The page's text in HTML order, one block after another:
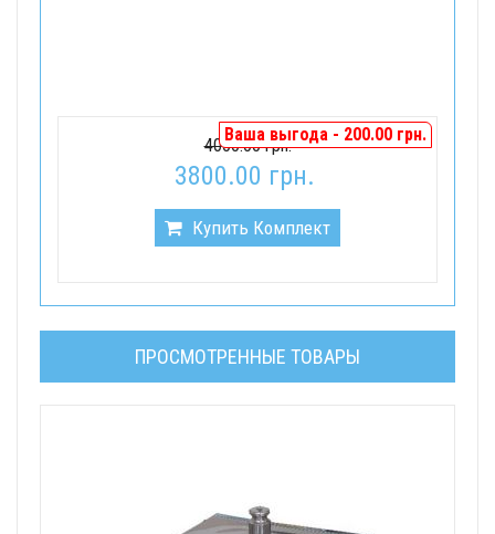
Ваша выгода - 200.00 грн.
4000.00 грн.
3800.00 грн.
Купить Комплект
ПРОСМОТРЕННЫЕ ТОВАРЫ